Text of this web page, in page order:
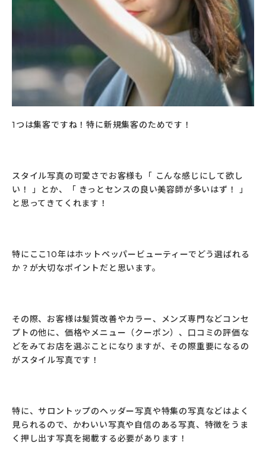
1つは集客ですね！特に新規集客のためです！
スタイル写真の可愛さでお客様も「 こんな感じにして欲し
い！ 」とか、「 きっとセンスの良い美容師が多いはず！ 」
と思ってきてくれます！
特にここ10年はホットペッパービューティーでどう選ばれる
か？が大切なポイントだと思います。
その際、お客様は髪質改善やカラー、メンズ専門などコンセ
プトの他に、価格やメニュー（クーポン）、口コミの評価な
どをみてお店を選ぶことになりますが、その際重要になるの
がスタイル写真です！
特に、サロントップのヘッダー写真や特集の写真などはよく
見られるので、かわいい写真や自信のある写真、特徴をうま
く押し出す写真を掲載する必要があります！